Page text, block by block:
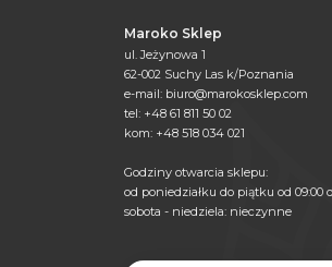
Maroko Sklep
ul. Jeżynowa 1
62-002 Suchy Las k/Poznania
e-mail: biuro@marokosklep.com
tel: +48 61 811 50 02
kom: +48 518 034 021
Godziny otwarcia sklepu:
od poniedziałku do piątku od 09:00
sobota - niedziela: nieczynne